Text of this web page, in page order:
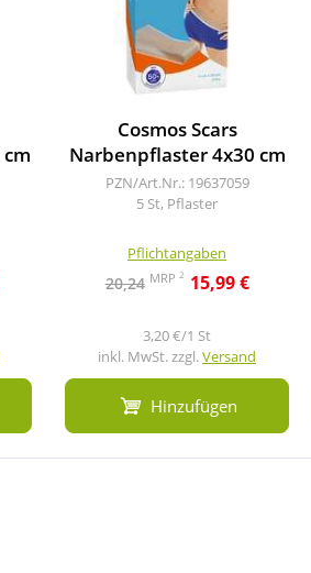
Cosmos Scars
Narbenpflaster 4x30 cm
PZN/Art.Nr.: 19637059
5 St, Pflaster
Pflichtangaben
20,24 MRP 2 15,99 €
3,20 €/1 St
inkl. MwSt. zzgl.Versand
Hinzufügen